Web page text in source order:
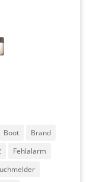
Boot
Brand
Fehlalarm